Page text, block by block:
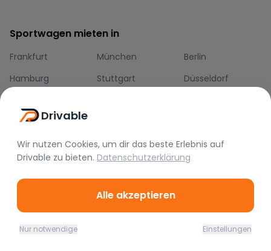
Sportwagen mieten in
Frankfurt München
Berlin
Hamburg
Stuttgart
Düsseldorf
Leipzig
Dortmund
Karlsruhe
Potsdam
Essen
Bonn
Mannheim
Drivable
Wir nutzen Cookies, um dir das beste Erlebnis auf
Drivable zu bieten. Datenschutzerklärung
Alle akzeptieren
Nur notwendige Einstellungen